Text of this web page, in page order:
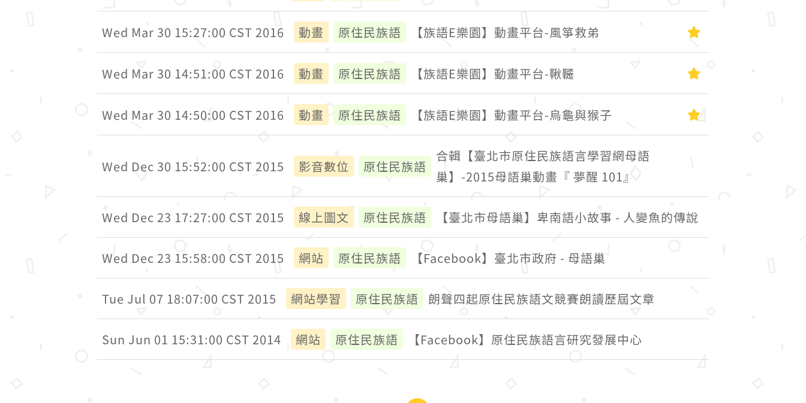
Wed Mar 30 15:27:00 CST 2016 動畫 原住民族語 【族語E樂園】動畫平台-風箏救弟
Wed Mar 30 14:51:00 CST 2016 動畫 原住民族語 【族語E樂園】動畫平台-鞦韆
Wed Mar 30 14:50:00 CST 2016 動畫 原住民族語 【族語E樂園】動畫平台-烏龜與猴子
Wed Dec 30 15:52:00 CST 2015 影音數位 原住民族語
合輯【臺北市原住民族語言學習網母語
巢】-2015母語巢動畫『 夢醒 101』
Wed Dec 23 17:27:00 CST 2015 線上圖文 原住民族語 【臺北市母語巢】卑南語小故事 - 人變魚的傳說
Wed Dec 23 15:58:00 CST 2015 網站 原住民族語 【Facebook】臺北市政府 - 母語巢
Tue Jul 07 18:07:00 CST 2015 網站學習 原住民族語 朗聲四起原住民族語文競賽朗讀歷屆文章
Sun Jun 01 15:31:00 CST 2014 網站 原住民族語 【Facebook】原住民族語言研究發展中心